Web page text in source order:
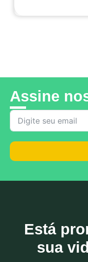
Assine
Está
sua